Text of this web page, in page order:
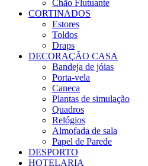
Chão Flutuante
CORTINADOS
Estores
Toldos
Draps
DECORAÇÃO CASA
Bandeja de jóias
Porta-vela
Caneca
Plantas de simulação
Quadros
Relógios
Almofada de sala
Papel de Parede
DESPORTO
HOTELARIA